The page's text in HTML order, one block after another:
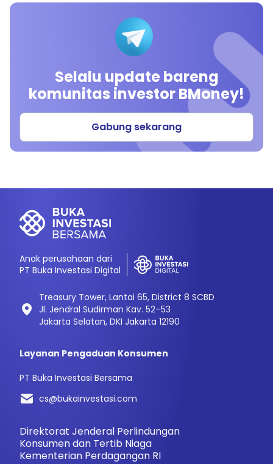
Selalu update bareng
komunitas investor BMoney!
Gabung sekarang
Anak perusahaan dari
PT Buka Investasi Digital
Treasury Tower, Lantai 65, District 8 SCBD
Jl. Jendral Sudirman Kav. 52–53
Jakarta Selatan, DKI Jakarta 12190
Layanan Pengaduan Konsumen
PT Buka Investasi Bersama
cs@bukainvestasi.com
Direktorat Jenderal Perlindungan
Konsumen dan Tertib Niaga
Kementerian Perdagangan RI